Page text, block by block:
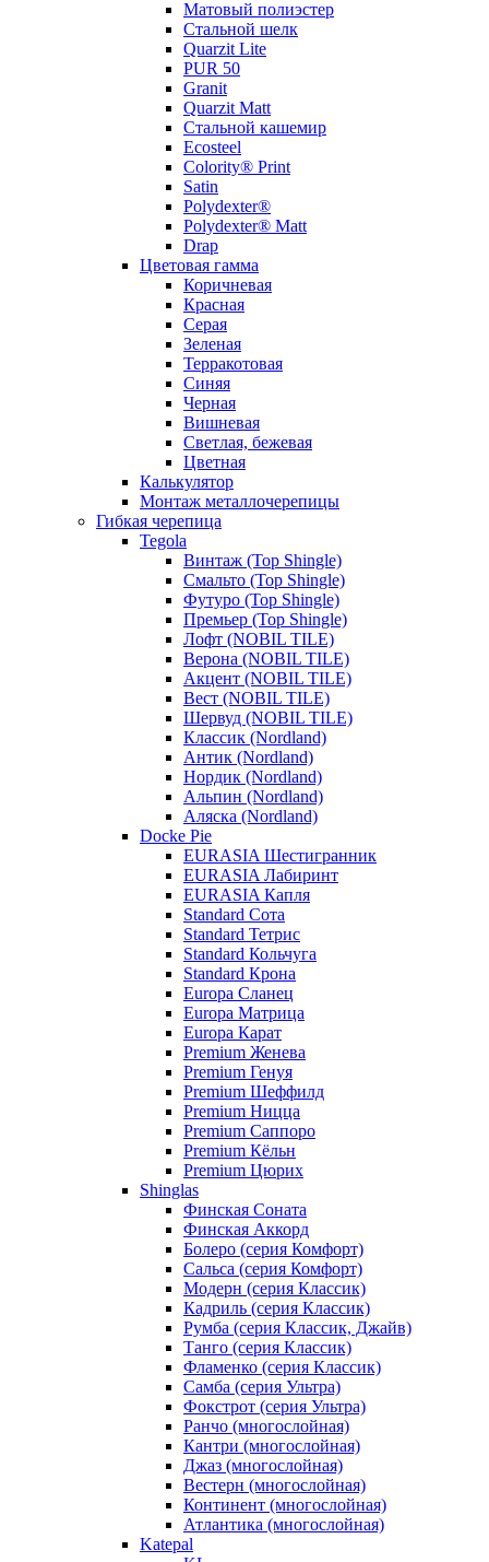
Матовый полиэстер
Стальной шелк
Quarzit Lite
PUR 50
Granit
Quarzit Matt
Стальной кашемир
Ecosteel
Colority® Print
Satin
Polydexter®
Polydexter® Matt
Drap
Цветовая гамма
Коричневая
Красная
Серая
Зеленая
Терракотовая
Синяя
Черная
Вишневая
Светлая, бежевая
Цветная
Калькулятор
Монтаж металлочерепицы
Гибкая черепица
Tegola
Винтаж (Top Shingle)
Смальто (Top Shingle)
Футуро (Top Shingle)
Премьер (Top Shingle)
Лофт (NOBIL TILE)
Верона (NOBIL TILE)
Акцент (NOBIL TILE)
Вест (NOBIL TILE)
Шервуд (NOBIL TILE)
Классик (Nordland)
Антик (Nordland)
Нордик (Nordland)
Альпин (Nordland)
Аляска (Nordland)
Docke Pie
EURASIA Шестигранник
EURASIA Лабиринт
EURASIA Капля
Standard Сота
Standard Тетрис
Standard Кольчуга
Standard Крона
Europa Сланец
Europa Матрица
Europa Карат
Premium Женева
Premium Генуя
Premium Шеффилд
Premium Ницца
Premium Саппоро
Premium Кёльн
Premium Цюрих
Shinglas
Финская Соната
Финская Аккорд
Болеро (серия Комфорт)
Сальса (серия Комфорт)
Модерн (серия Классик)
Кадриль (серия Классик)
Румба (серия Классик, Джайв)
Танго (серия Классик)
Фламенко (серия Классик)
Самба (серия Ультра)
Фокстрот (серия Ультра)
Ранчо (многослойная)
Кантри (многослойная)
Джаз (многослойная)
Вестерн (многослойная)
Континент (многослойная)
Атлантика (многослойная)
Katepal